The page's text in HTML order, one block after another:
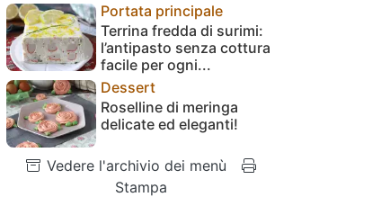
Portata principale
Terrina fredda di surimi:
l’antipasto senza cottura
facile per ogni...
Dessert
Roselline di meringa
delicate ed eleganti!
Vedere l'archivio dei menù
Stampa